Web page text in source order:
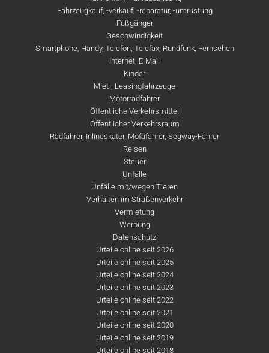
Fahrzeugkauf, -verkauf, -reparatur, -umrüstung
Fußgänger
Geschwindigkeit
Smartphone, Handy, Telefon, Telefax, Rundfunk, Fernsehen
Internet, E-Mail
Kinder
Miet-, Leasingfahrzeuge
Motorradfahrer
Öffentliche Verkehrsmittel
Öffentlicher Verkehrsraum
Radfahrer, Inlineskater, Mofafahrer, Segway-Fahrer
Reisen
Steuer
Unfälle
Unfälle mit/wegen Tieren
Verhalten im Straßenverkehr
Vermietung
Werbung
Datenschutz
Urteile online seit 2026
Urteile online seit 2025
Urteile online seit 2024
Urteile online seit 2023
Urteile online seit 2022
Urteile online seit 2021
Urteile online seit 2020
Urteile online seit 2019
Urteile online seit 2018